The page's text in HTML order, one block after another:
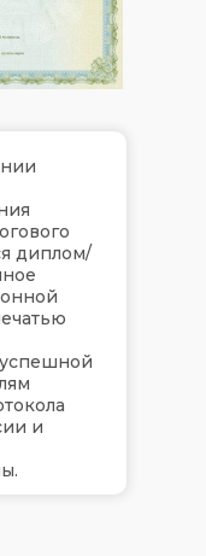
диплом/
и